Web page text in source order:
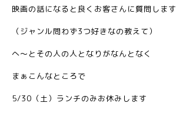
映画の話になると良くお客さんに質問します
（ジャンル問わず3つ好きなの教えて）
へ〜とその人の人となりがなんとなく
まぁこんなところで
5/30（土）ランチのみお休みします